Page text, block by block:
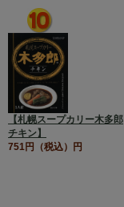
【札幌スープカリー木多郎
チキン】
751円（税込）円